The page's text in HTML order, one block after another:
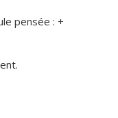
pensée : +